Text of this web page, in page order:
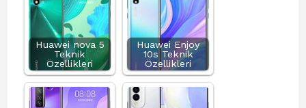
Huawei nova 5
Teknik
Özellikleri
Huawei Enjoy
10s Teknik
Özellikleri